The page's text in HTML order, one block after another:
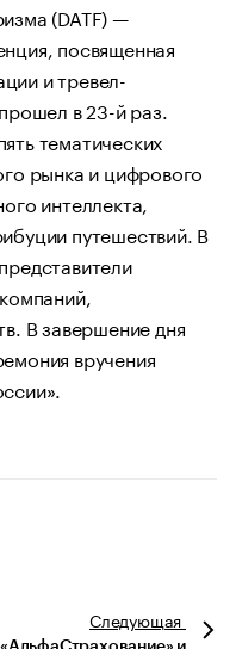
(DATF) —
посвященная
и тревел-
в 23-й раз.
тематических
рынка и цифрового
интеллекта,
путешествий. В
В завершение дня
вручения
Следующая